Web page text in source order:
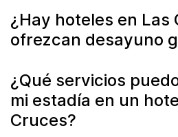
¿Hay hoteles en Las
ofrezcan desayuno
¿Qué servicios
mi estadía en un
Cruces?